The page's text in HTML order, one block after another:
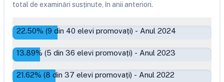
total de examinări susținute, în anii anteriori.
22.50% (9 din 40 elevi promovați) - Anul 2024
13.89% (5 din 36 elevi promovați) - Anul 2023
21.62% (8 din 37 elevi promovați) - Anul 2022